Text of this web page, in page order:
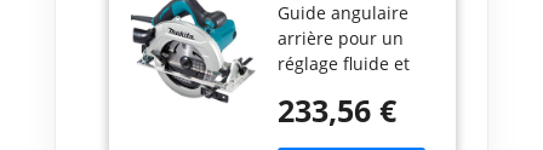
en Makpac
Guide angulaire
arrière pour un
réglage fluide et
de bise Grande
233,56 €